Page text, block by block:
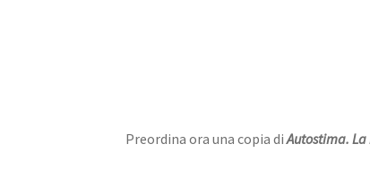
Preordina ora una copia diAutostima.